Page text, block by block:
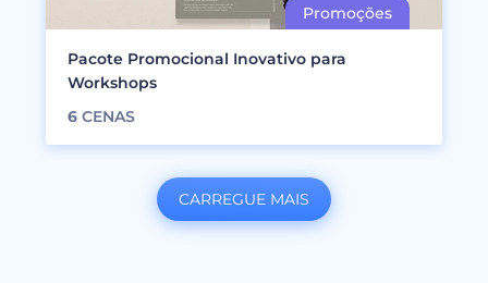
Pacote Promocional Inovativo para
Workshops
6 CENAS
CARREGUE MAIS